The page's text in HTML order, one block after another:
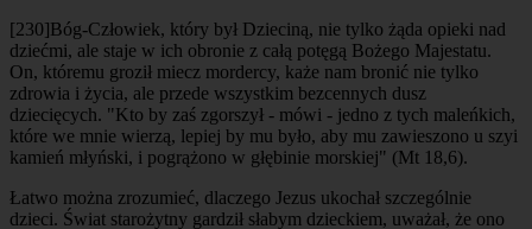
[230]Bóg-Człowiek, który był Dzieciną, nie tylko żąda opieki nad
dziećmi, ale staje w ich obronie z całą potęgą Bożego Majestatu.
On, któremu groził miecz mordercy, każe nam bronić nie tylko
zdrowia i życia, ale przede wszystkim bezcennych dusz
dziecięcych. "Kto by zaś zgorszył - mówi - jedno z tych maleńkich,
które we mnie wierzą, lepiej by mu było, aby mu zawieszono u szyi
kamień młyński, i pogrążono w głębinie morskiej" (Mt 18,6).
Łatwo można zrozumieć, dlaczego Jezus ukochał szczególnie
dzieci. Świat starożytny gardził słabym dzieckiem, uważał, że ono